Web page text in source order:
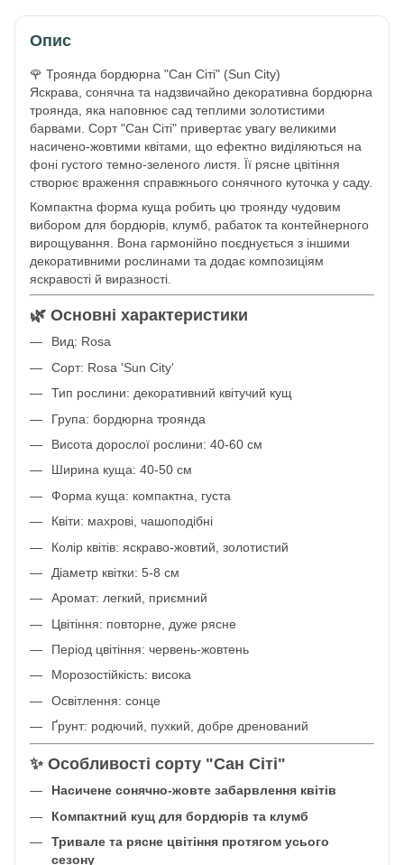
Опис
🌹 Троянда бордюрна "Сан Сіті" (Sun City)
Яскрава, сонячна та надзвичайно декоративна бордюрна
троянда, яка наповнює сад теплими золотистими
барвами. Сорт "Сан Сіті" привертає увагу великими
насичено-жовтими квітами, що ефектно виділяються на
фоні густого темно-зеленого листя. Її рясне цвітіння
створює враження справжнього сонячного куточка у саду.
Компактна форма куща робить цю троянду чудовим
вибором для бордюрів, клумб, рабаток та контейнерного
вирощування. Вона гармонійно поєднується з іншими
декоративними рослинами та додає композиціям
яскравості й виразності.
🌿 Основні характеристики
Вид: Rosa
Сорт: Rosa 'Sun City'
Тип рослини: декоративний квітучий кущ
Група: бордюрна троянда
Висота дорослої рослини: 40-60 см
Ширина куща: 40-50 см
Форма куща: компактна, густа
Квіти: махрові, чашоподібні
Колір квітів: яскраво-жовтий, золотистий
Діаметр квітки: 5-8 см
Аромат: легкий, приємний
Цвітіння: повторне, дуже рясне
Період цвітіння: червень-жовтень
Морозостійкість: висока
Освітлення: сонце
Ґрунт: родючий, пухкий, добре дренований
✨ Особливості сорту "Сан Сіті"
Насичене сонячно-жовте забарвлення квітів
Компактний кущ для бордюрів та клумб
Тривале та рясне цвітіння протягом усього
сезону